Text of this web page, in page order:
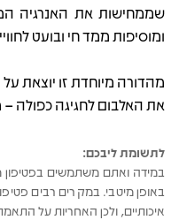
שממחישות את האנרגיה
ומוסיפות ממד חי ובועט
מהדורה מיוחדת זו יוצאת
את האלבום לחגיגה כפולה –
לתשומת ליבכם:
במידה ואתם משתמשים בפטיפון
באופן מיטבי. במקרים רבים
איכותיים, ולכן האחריות על